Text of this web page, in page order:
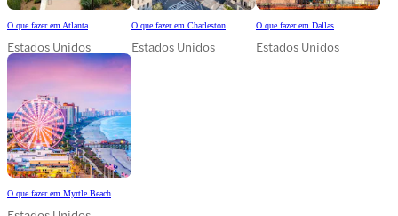
O que fazer em Atlanta
Estados Unidos
O que fazer em Charleston
Estados Unidos
O que fazer em Dallas
Estados Unidos
O que fazer em Myrtle Beach